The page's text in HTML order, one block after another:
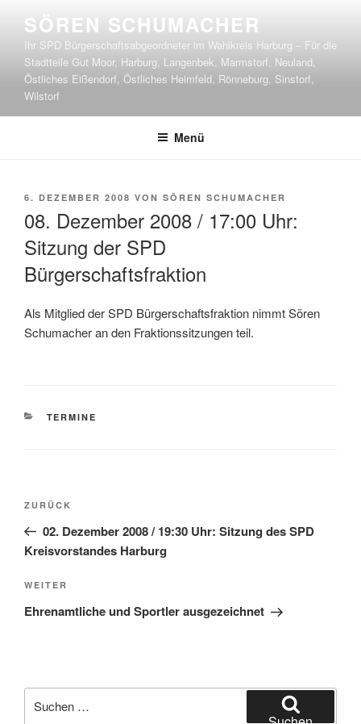
Inhalt
springen
SÖREN SCHUMACHER
Ihr SPD Bürgerschaftsabgeordneter im Wahlkreis Harburg – Für die
Stadtteile Gut Moor, Harburg, Langenbek, Marmstorf, Neuland,
Östliches Eißendorf, Östliches Heimfeld, Rönneburg, Sinstorf,
Wilstorf
Menü
VERÖFFENTLICHT
6. DEZEMBER 2008 VON SÖREN SCHUMACHER
08. Dezember 2008 / 17:00 Uhr:
Sitzung der SPD
Bürgerschaftsfraktion
Als Mitglied der SPD Bürgerschaftsfraktion nimmt Sören
Schumacher an den Fraktionssitzungen teil.
KATEGORIEN
TERMINE
Beitragsnavigation
Vorheriger
Beitrag
ZURÜCK
02. Dezember 2008 / 19:30 Uhr: Sitzung des SPD
Kreisvorstandes Harburg
Nächster
Beitrag
WEITER
Ehrenamtliche und Sportler ausgezeichnet
nach: